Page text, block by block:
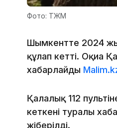
Фото: ТЖМ
Шымкентте 2024
құлап кетті. Оқиға
хабарлайды
Қалалық 112
кеткені туралы
жіберілді.